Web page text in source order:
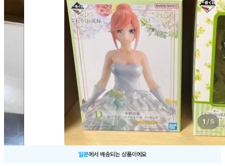
1 / 5
일본에서 배송되는 상품이에요